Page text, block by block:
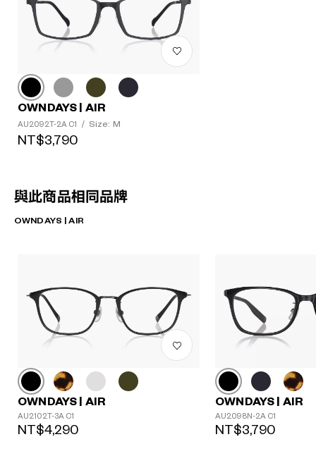
OWNDAYS | AIR
AU2092T-2A C1 / Size: M
NT$3,790
與此商品相同品牌
OWNDAYS | AIR
OWNDAYS | AIR
AU2102T-3A C1
NT$4,290
OWNDAYS | AIR
AU2098N-2A C1
NT$3,790